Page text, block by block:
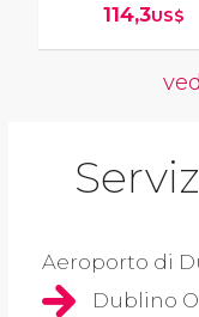
114,3US$
Aeroporto di
Dublino